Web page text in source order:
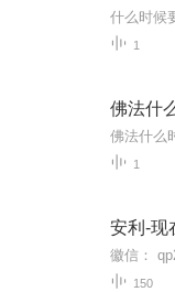
1
佛法什
1
安利-现
150